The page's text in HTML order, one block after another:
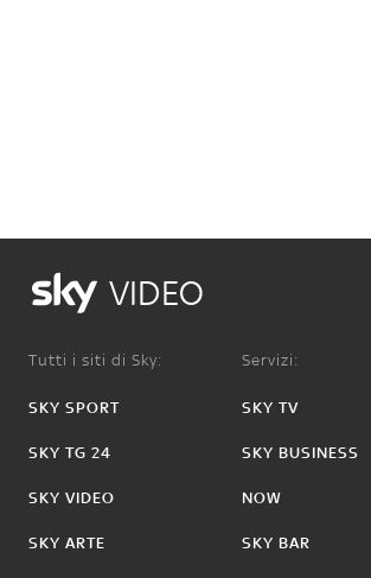
VIDEO
Tutti i siti di Sky:
SKY SPORT
SKY TG 24
SKY VIDEO
SKY ARTE
Servizi:
SKY TV
SKY BUSINESS
NOW
SKY BAR